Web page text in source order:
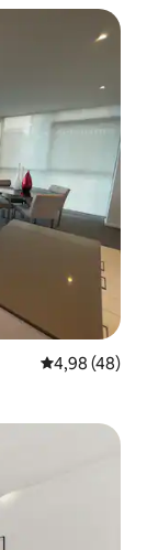
Средна
4,98 (48)